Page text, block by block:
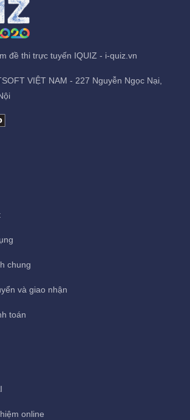
đề thi trực tuyến IQUIZ - i-quiz.vn
VIỆT NAM - 227 Nguyễn Ngọc Nại,
chung
và giao nhận
toán
online